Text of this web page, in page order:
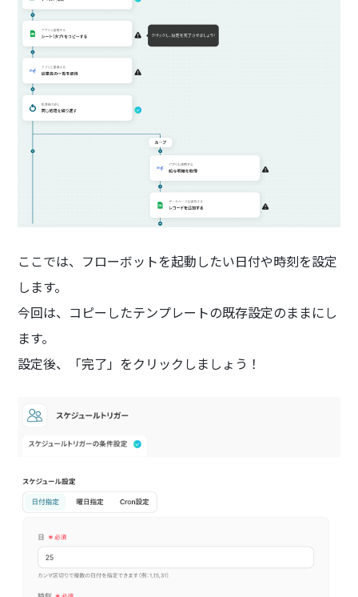
ここでは、フローボットを起動したい日付や時刻を設定
します。
今回は、コピーしたテンプレートの既存設定のままにし
ます。
設定後、「完了」をクリックしましょう！